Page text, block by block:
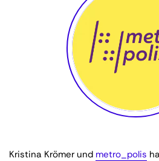
Kristina Krömer und metro_polis